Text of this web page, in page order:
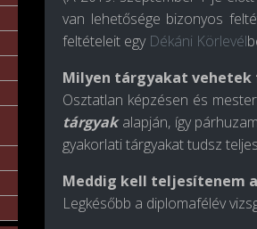
van lehetősége bizonyos
feltételeit egy Dékáni Körlevél
Milyen tárgyakat vehetek
Osztatlan képzésen és
tárgyakalapján, így
gyakorlati tárgyakattudsz
Meddig kell teljesítenem
Legkésőbb a diplomafélév